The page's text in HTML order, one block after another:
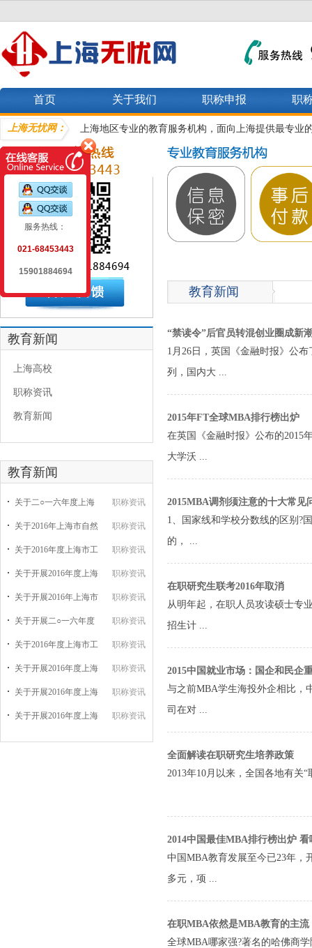
首页 关于我们 职称申报 职
上海无忧网： 上海地区专业的教育服务机构，面向上海提供最专业
教育新闻
上海高校
职称资讯
教育新闻
教育新闻
关于二○一六年度上海 职称资讯
关于2016年上海市自然 职称资讯
关于2016年度上海市工 职称资讯
关于开展2016年度上海 职称资讯
关于开展2016年上海市 职称资讯
关于开展二○一六年度 职称资讯
关于2016年度上海市工 职称资讯
关于开展2016年度上海 职称资讯
关于开展2016年度上海 职称资讯
关于开展2016年度上海 职称资讯
教育新闻
“禁读令”后官员转混创业圈成新
1月26日，英国《金融时报》公
列，国内大 ...
2015年FT全球MBA排行榜出炉
在英国《金融时报》公布的2015
大学沃 ...
2015MBA调剂须注意的十大常见
1、国家线和学校分数线的区别?
的， ...
在职研究生联考2016年取消
从明年起，在职人员攻读硕士专
招生计 ...
2015中国就业市场：国企和民企
与之前MBA学生海投外企相比，
司在对 ...
全面解读在职研究生培养政策
2013年10月以来，全国各地有关
2014中国最佳MBA排行榜出炉
中国MBA教育发展至今已23年，
多元，项 ...
在职MBA依然是MBA教育的主流
全球MBA哪家强?著名的哈佛商
服务热线：
021-68453443
15901884694